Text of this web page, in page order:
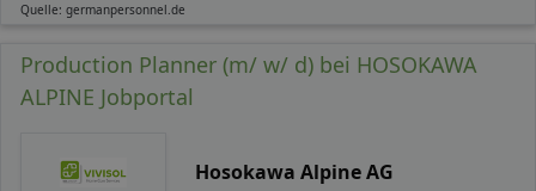
Quelle: germanpersonnel.de
Production Planner (m/ w/ d) bei HOSOKAWA
ALPINE Jobportal
Hosokawa Alpine AG